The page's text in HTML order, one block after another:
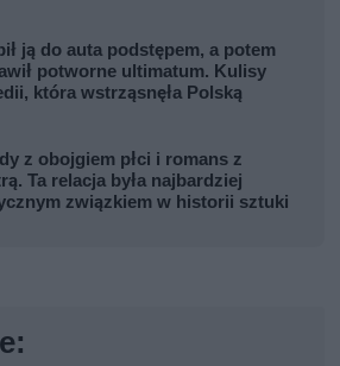
ją do auta podstępem, a potem
potworne ultimatum. Kulisy
która wstrząsnęła Polską
z obojgiem płci i romans z
Ta relacja była najbardziej
związkiem w historii sztuki